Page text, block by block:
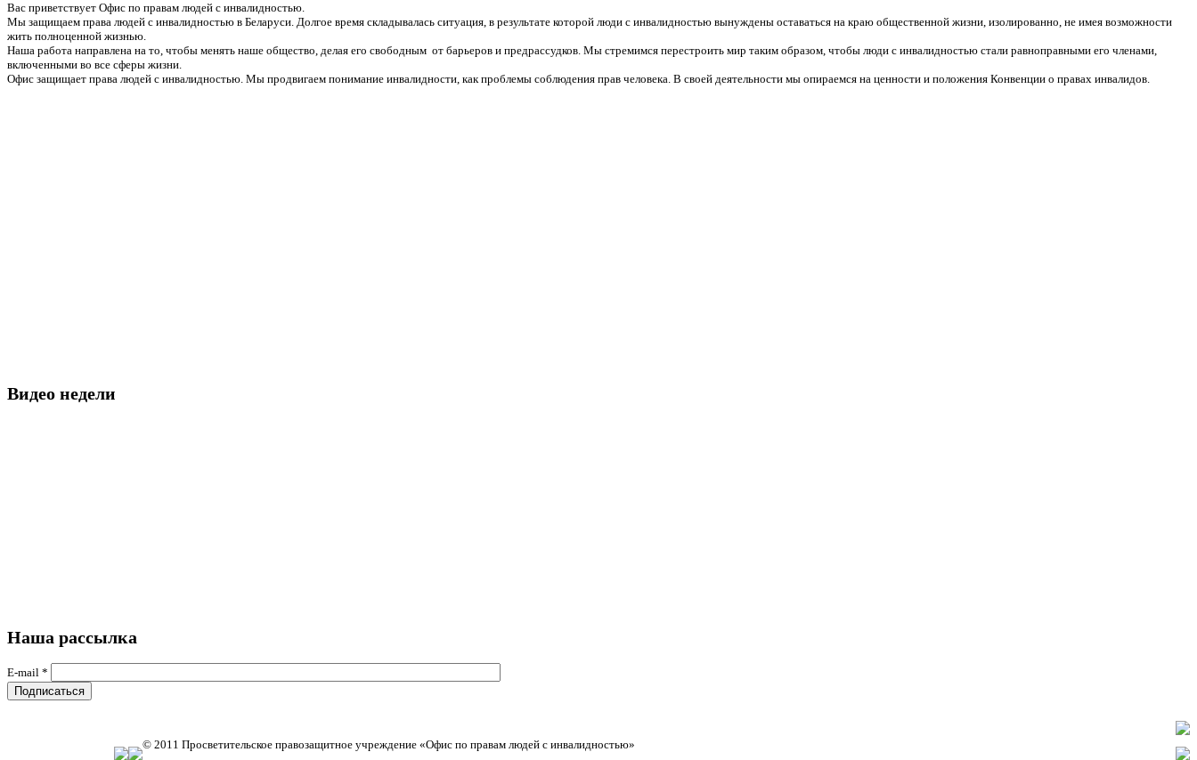
Вас приветствует Офис по правам людей с инвалидностью.
Мы защищаем права людей с инвалидностью в Беларуси. Долгое время складывалась ситуация, в результате которой люди с инвалидностью вынуждены оставаться на краю общественной жизни, изолированно, не имея возможности
жить полноценной жизнью.
Наша работа направлена на то, чтобы менять наше общество, делая его свободным от барьеров и предрассудков. Мы стремимся перестроить мир таким образом, чтобы люди с инвалидностью стали равноправными его членами,
включенными во все сферы жизни.
Офис защищает права людей с инвалидностью. Мы продвигаем понимание инвалидности, как проблемы соблюдения прав человека. В своей деятельности мы опираемся на ценности и положения Конвенции о правах инвалидов.
Видео недели
Наша рассылка
E-mail *
© 2011 Просветительское правозащитное учреждение «Офис по правам людей с инвалидностью»